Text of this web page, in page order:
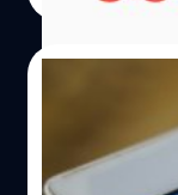
ภาครัฐฯ จั
ออนไลน์ที่